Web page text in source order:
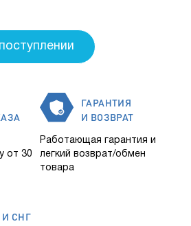
от 30
ГАРАНТИЯ
И ВОЗВРАТ
Работающая гарантия и
легкий возврат/обмен
товара
СНГ